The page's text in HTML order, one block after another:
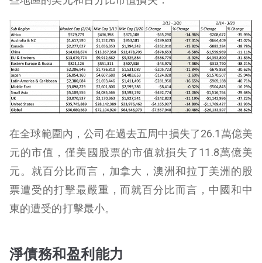
在全球範圍內，公司在過去五周中損失了26.1萬億美
元的市值，僅美國股票的市值就損失了11.8萬億美
元。就百分比而言，加拿大，澳洲和拉丁美洲的股
票遭受的打擊最嚴重，而就百分比而言，中國和中
東的遭受的打擊最小。
淨債務和盈利能力